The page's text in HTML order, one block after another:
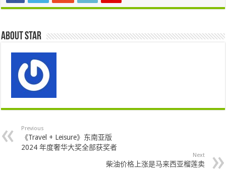
About star
Previous
《Travel + Leisure》东南亚版
2024 年度奢华大奖全部获奖者
Next
柴油价格上涨是马来西亚榴莲卖